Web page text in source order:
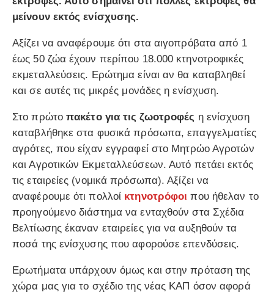
μείνουν εκτός ενίσχυσης.
Αξίζει να αναφέρουμε ότι στα αιγοπρόβατα από 1
έως 50 ζώα έχουν περίπου 18.000 κτηνοτροφικές
εκμεταλλεύσεις. Ερώτημα είναι αν θα καταβληθεί
και σε αυτές τις μικρές μονάδες η ενίσχυση.
Στο πρώτο πακέτο για τις ζωοτροφές η ενίσχυση
καταβλήθηκε στα φυσικά πρόσωπα, επαγγελματίες
αγρότες, που είχαν εγγραφεί στο Μητρώο Αγροτών
και Αγροτικών Εκμεταλλεύσεων. Αυτό πετάει εκτός
τις εταιρείες (νομικά πρόσωπα). Αξίζει να
αναφέρουμε ότι πολλοί κτηνοτρόφοι που ήθελαν το
προηγούμενο διάστημα να ενταχθούν στα Σχέδια
Βελτίωσης έκαναν εταιρείες για να αυξηθούν τα
ποσά της ενίσχυσης που αφορούσε επενδύσεις.
Ερωτήματα υπάρχουν όμως και στην πρόταση της
χώρα μας για το σχέδιο της νέας ΚΑΠ όσον αφορά